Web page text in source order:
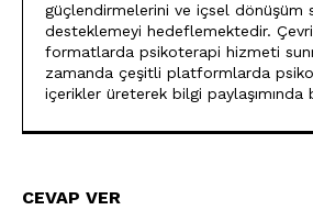
güçlendirmelerini ve içsel dönüşüm
desteklemeyi hedeflemektedir.
formatlarda psikoterapi hizmeti
zamanda çeşitli platformlarda
içerikler üreterek bilgi paylaşımında
CEVAP VER